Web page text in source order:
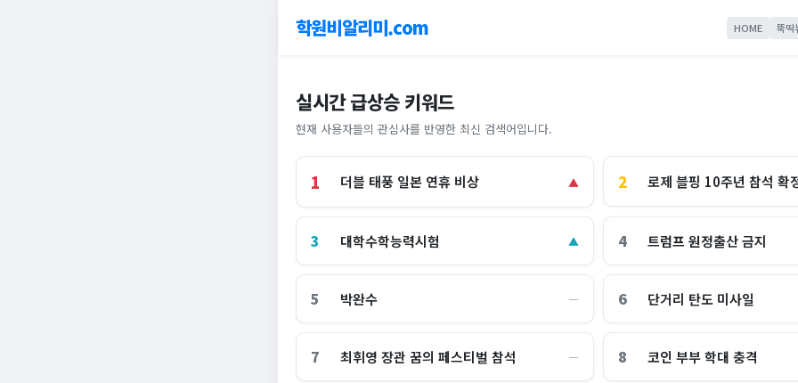
학원비알리미.com HOME 뚝딱
실시간 급상승 키워드
현재 사용자들의 관심사를 반영한 최신 검색어입니다.
1 더블 태풍 일본 연휴 비상 ▲ 2 로제 블핑 10주년 참석 확
3 대학수학능력시험 ▲ 4 트럼프 원정출산 금지
5 박완수 ― 6 단거리 탄도 미사일
7 최휘영 장관 꿈의 페스티벌 참석 ― 8 코인 부부 학대 충격